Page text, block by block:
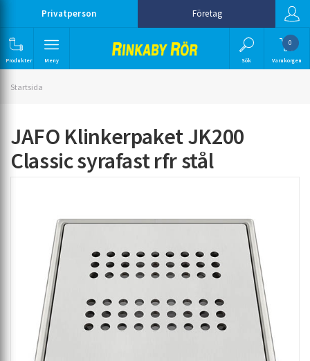
Privatperson Företag
Produkter Meny Sök
0
Varukorgen
Startsida
JAFO Klinkerpaket JK200
Classic syrafast rfr stål